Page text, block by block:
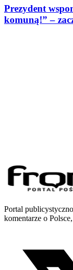
Prezydent
komuną!” –
Portal
komentarze o